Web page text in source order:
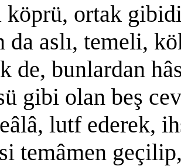
köprü, ortak
da aslı, temeli,
de, bunlardan
gibi olan beş
lutf ederek,
temâmen